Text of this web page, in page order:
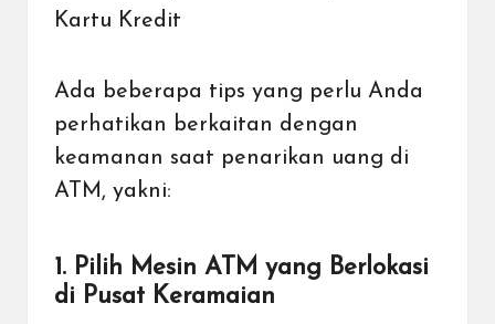
Kartu Kredit
Ada beberapa tips yang perlu Anda
perhatikan berkaitan dengan
keamanan saat penarikan uang di
ATM, yakni:
1. Pilih Mesin ATM yang Berlokasi
di Pusat Keramaian